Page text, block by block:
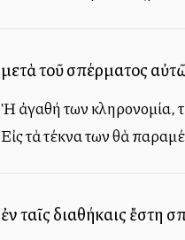
μετὰ τοῦ σπέρματος
Ἡ ἀγαθή των κληρονομία,
Εἰς τὰ τέκνα των θὰ
ἐν ταῖς διαθήκαις ἔστη